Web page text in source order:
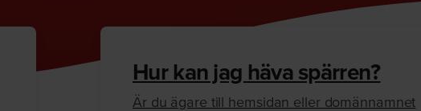
Hur kan jag häva spärren?
Är du ägare till hemsidan eller domännamnet